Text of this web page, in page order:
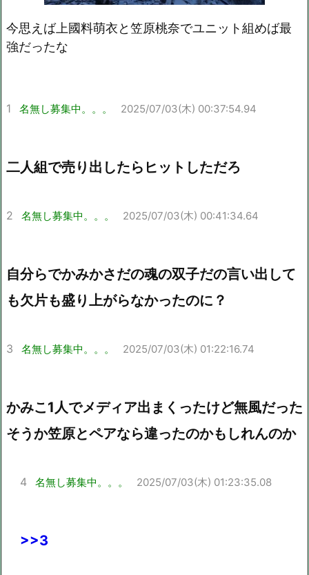
今思えば上國料萌衣と笠原桃奈でユニット組めば最
強だったな
1 名無し募集中。。。 2025/07/03(木) 00:37:54.94
二人組で売り出したらヒットしただろ
2 名無し募集中。。。 2025/07/03(木) 00:41:34.64
自分らでかみかさだの魂の双子だの言い出して
も欠片も盛り上がらなかったのに？
3 名無し募集中。。。 2025/07/03(木) 01:22:16.74
かみこ1人でメディア出まくったけど無風だった
そうか笠原とペアなら違ったのかもしれんのか
4 名無し募集中。。。 2025/07/03(木) 01:23:35.08
>>3